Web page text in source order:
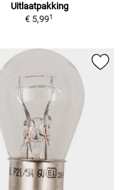
Uitlaatpakking
€ 5,991